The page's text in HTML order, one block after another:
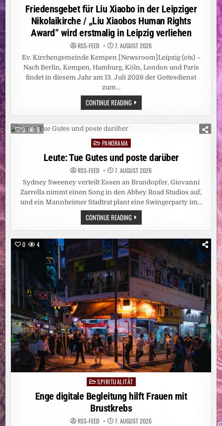
in
Friedensgebet für Liu Xiaobo in der Leipziger
Nikolaikirche / „Liu Xiaobos Human Rights
Award“ wird erstmalig in Leipzig verliehen
RSS-FEED 7. AUGUST 2026
Ev. Kirchengemeinde Kempen [Newsroom]Leipzig (ots) –
Nach Berlin, Kempen, Hamburg, Köln, London und Paris
findet in diesem Jahr am 13. Juli 2026 der Gottesdienst
zum…
CONTINUE READINGFRIEDENSGEBET
FÜR
LIU
XIAOBO
/
„LIU
XIAOBOS
HUMAN
RIGHTS
AWARD“
WIRD
ERSTMALIG
IN
LEIPZIG
VERLIEHEN
0 5
Posted
in
PANORAMA
Leute: Tue Gutes und poste darüber
RSS-FEED 7. AUGUST 2026
Sydney Sweeney verteilt Essen an Brandopfer, Giovanni
Zarrella nimmt einen Song in den Abbey Road Studios auf,
und ein Mannheimer Stadtrat plant eine Swingerparty im…
CONTINUE READINGLEUTE:
TUE
GUTES
UND
DARÜBER
0 4
Posted
in
SPIRITUALITÄT
Enge digitale Begleitung hilft Frauen mit
Brustkrebs
RSS-FEED 7. AUGUST 2026